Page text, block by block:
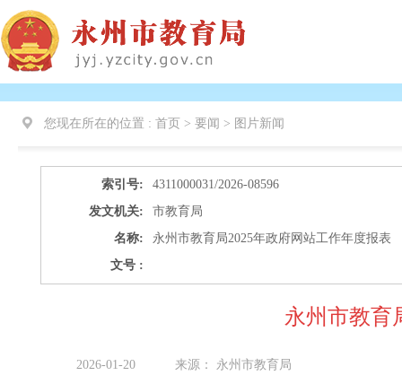
您现在所在的位置 : 首页 > 要闻 > 图片新闻
索引号:
4311000031/2026-08596
发文机关:
市教育局
名称:
永州市教育局2025年政府网站工作年度报表
文号 :
永州市教育
2026-01-20 来源： 永州市教育局